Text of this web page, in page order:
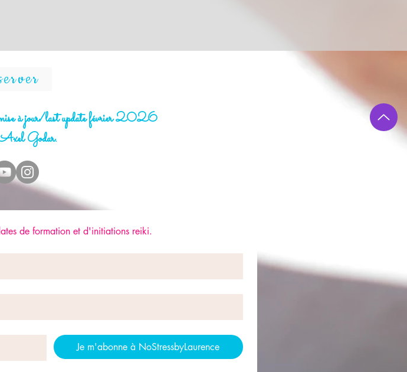
à jour/last update février 2026
Godar.
de formation et d'initiations reiki.
Je m'abonne à NoStressbyLaurence